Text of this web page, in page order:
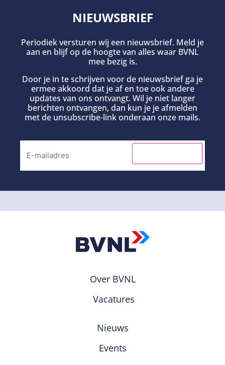
NIEUWSBRIEF
Periodiek versturen wij een nieuwsbrief. Meld je
aan en blijf op de hoogte van alles waar BVNL
mee bezig is.
Door je in te schrijven voor de nieuwsbrief ga je
ermee akkoord dat je af en toe ook andere
updates van ons ontvangt. Wil je niet langer
berichten ontvangen, dan kun je je afmelden
met de unsubscribe-link onderaan onze mails.
Over BVNL
Vacatures
Nieuws
Events